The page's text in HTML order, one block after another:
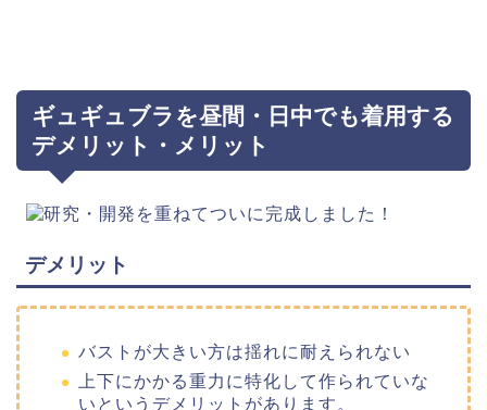
ギュギュブラを昼間・日中でも着用する
デメリット・メリット
デメリット
バストが大きい方は揺れに耐えられない
上下にかかる重力に特化して作られていな
いというデメリットがあります。